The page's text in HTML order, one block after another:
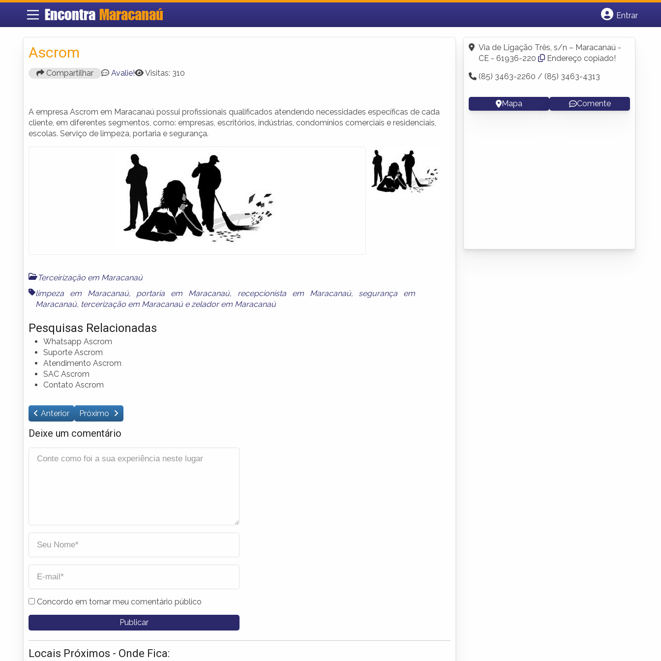
Encontra Maracanaú
Entrar
Fazer login
Criar conta
Ascrom
Compartilhar Avalie! Visitas: 310
A empresa Ascrom em Maracanaú possui profissionais qualificados atendendo necessidades específicas de cada
cliente, em diferentes segmentos, como: empresas, escritórios, indústrias, condomínios comerciais e residenciais,
escolas. Serviço de limpeza, portaria e segurança.
Terceirização em Maracanaú
limpeza em Maracanaú, portaria em Maracanaú, recepcionista em Maracanaú, segurança em
Maracanaú, tercerização em Maracanaúe zelador em Maracanaú
Pesquisas Relacionadas
Whatsapp Ascrom
Suporte Ascrom
Atendimento Ascrom
SAC Ascrom
Contato Ascrom
Anterior Próximo
Deixe um comentário
Concordo em tornar meu comentário público
Locais Próximos - Onde Fica:
Via de Ligação Três, s/n – Maracanaú -
CE - 61936-220
Endereço copiado!
(85) 3463-2260 / (85) 3463-4313
Mapa Comente